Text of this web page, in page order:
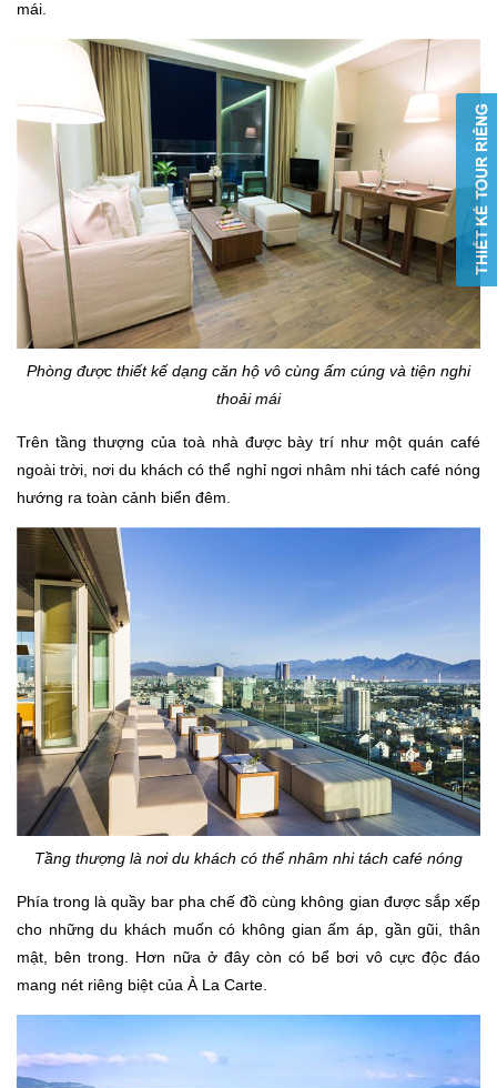
mái.
Phòng được thiết kế dạng căn hộ vô cùng ấm cúng và tiện nghi
thoải mái
Trên tầng thượng của toà nhà được bày trí như một quán café
ngoài trời, nơi du khách có thể nghỉ ngơi nhâm nhi tách café nóng
hướng ra toàn cảnh biển đêm.
Tầng thượng là nơi du khách có thể nhâm nhi tách café nóng
Phía trong là quầy bar pha chế đồ cùng không gian được sắp xếp
cho những du khách muốn có không gian ấm áp, gần gũi, thân
mật, bên trong. Hơn nữa ở đây còn có bể bơi vô cực độc đáo
mang nét riêng biệt của À La Carte.